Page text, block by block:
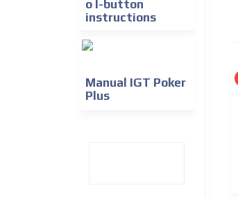
o I-button
instructions
Manual IGT Poker
Plus